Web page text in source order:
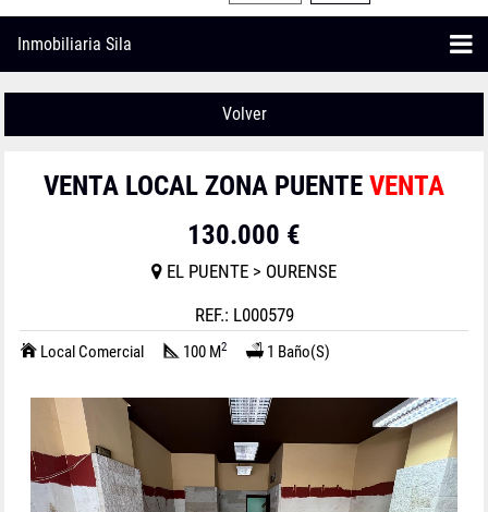
Inmobiliaria Sila
Volver
VENTA LOCAL ZONA PUENTE VENTA
130.000 €
EL PUENTE > OURENSE
REF.: L000579
Local Comercial 100 M2 1 Baño(s)